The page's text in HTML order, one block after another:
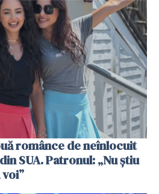
românce de neînlocuit
SUA. Patronul: „Nu știu